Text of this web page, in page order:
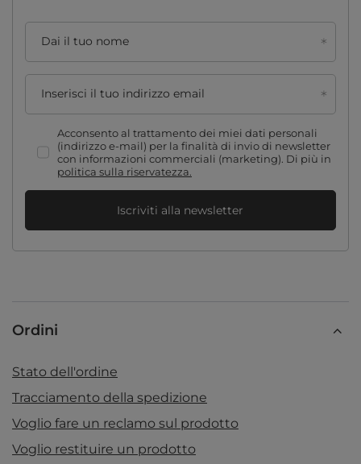
Dai il tuo nome
Inserisci il tuo indirizzo email
Acconsento al trattamento dei miei dati personali
(indirizzo e-mail) per la finalità di invio di newsletter
con informazioni commerciali (marketing). Di più in
politica sulla riservatezza.
Iscriviti alla newsletter
Ordini
Stato dell'ordine
Tracciamento della spedizione
Voglio fare un reclamo sul prodotto
Voglio restituire un prodotto